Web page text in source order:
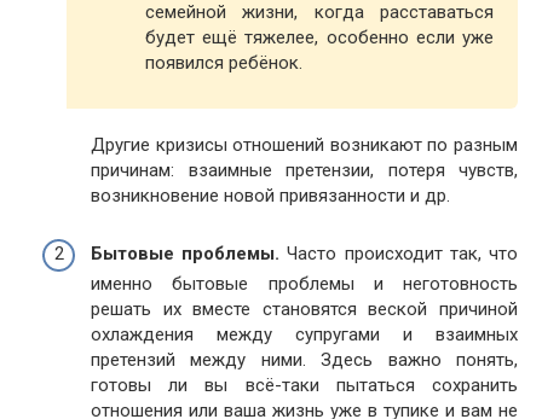
семейной жизни, когда расставаться
будет ещё тяжелее, особенно если уже
появился ребёнок.
Другие кризисы отношений возникают по разным
причинам: взаимные претензии, потеря чувств,
возникновение новой привязанности и др.
Бытовые проблемы. Часто происходит так, что
именно бытовые проблемы и неготовность
решать их вместе становятся веской причиной
охлаждения между супругами и взаимных
претензий между ними. Здесь важно понять,
готовы ли вы всё-таки пытаться сохранить
отношения или ваша жизнь уже в тупике и вам не